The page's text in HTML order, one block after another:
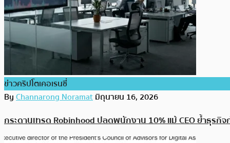
ข่าวคริปโตเคอเรนซี่
ByChannarong Noramatมิถุนายน 16, 2026
กระดานเทรด Robinhood ปลดพนักงาน 10% แม้ CEO ย้ำธุรกิจ